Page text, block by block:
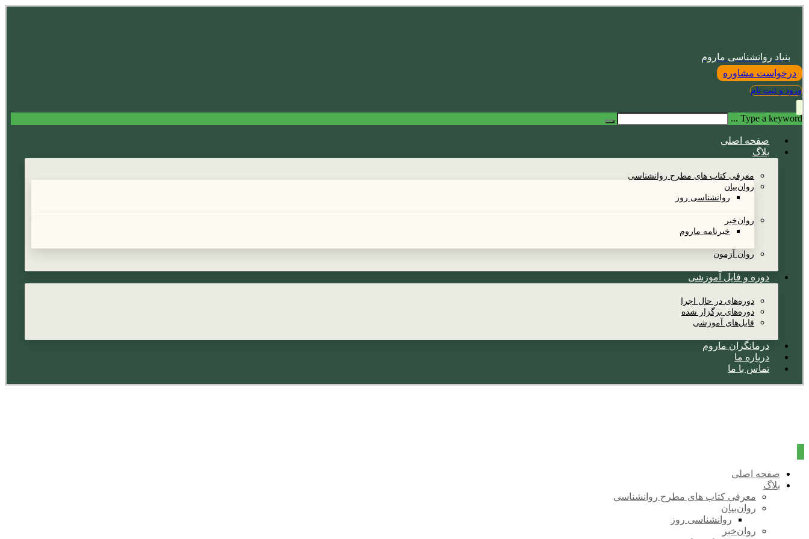
بنیاد روانشناسی ماروم
درخواست مشاوره
ورود و ثبت نام
Type a keyword ...
صفحه اصلی
بلاگ
معرفی کتاب های مطرح روانشناسی
روان‌بیان
روانشناسی روز
روان‌خبر
خبرنامه ماروم
روان آزمون
دوره و فایل آموزشی
دوره‌های در حال اجرا
دوره‌های برگزار شده
فایل‌های آموزشی
درمانگران ماروم
درباره ما
تماس با ما
صفحه اصلی
بلاگ
معرفی کتاب های مطرح روانشناسی
روان‌بیان
روانشناسی روز
روان‌خبر